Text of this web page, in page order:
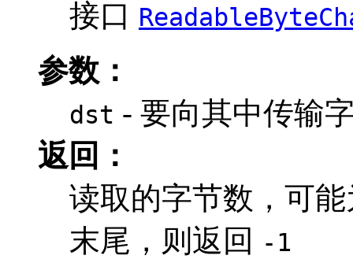
接口
参数：
dst - 要向其中传输
返回：
读取的字节数，可
末尾，则返回
-1